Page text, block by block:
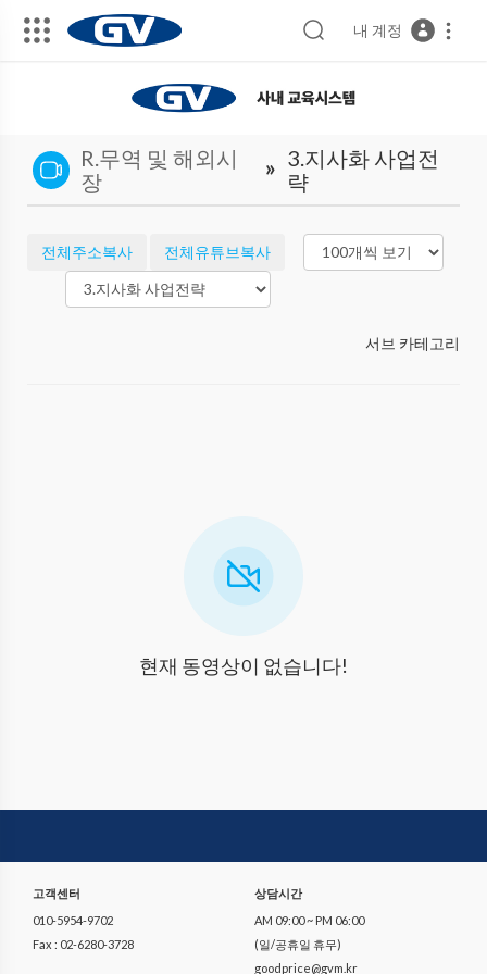
내 계정
R.무역 및 해외시
장
» 3.지사화 사업전
략
전체주소복사 전체유튜브복사
서브 카테고리
현재 동영상이 없습니다!
고객센터
010-5954-9702
Fax : 02-6280-3728
상담시간
AM 09:00 ~ PM 06:00
(일/공휴일 휴무)
goodprice@gvm.kr